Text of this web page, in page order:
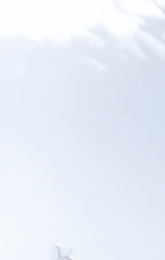
Personalizzazione